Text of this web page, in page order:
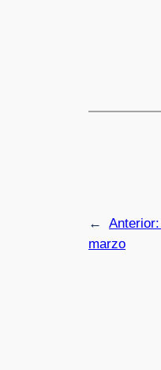
← Anterior:
marzo